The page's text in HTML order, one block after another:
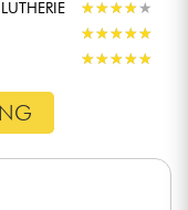
★★★★★
★★★★★
★★★★★
★★★★★
★★★★★
★★★★★